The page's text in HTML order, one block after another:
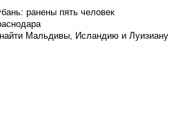
ранены пять человек
Мальдивы, Исландию и Луизиану